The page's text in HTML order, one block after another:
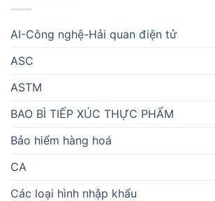
AI-Công nghệ-Hải quan điện tử
ASC
ASTM
BAO BÌ TIẾP XÚC THỰC PHẨM
Bảo hiểm hàng hoá
CA
Các loại hình nhập khẩu